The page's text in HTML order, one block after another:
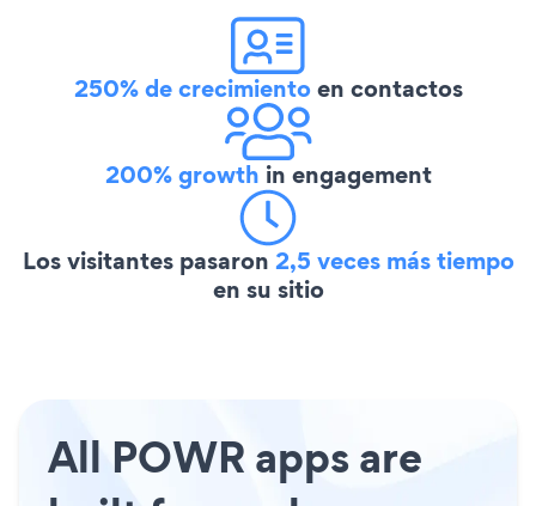
250% de crecimientoen contactos
200% growth in engagement
Los visitantes pasaron 2,5 veces más tiempo
en su sitio
All POWR apps are